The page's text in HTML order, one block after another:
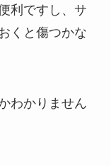
利ですし、 サ
くと傷つかな
わかりません